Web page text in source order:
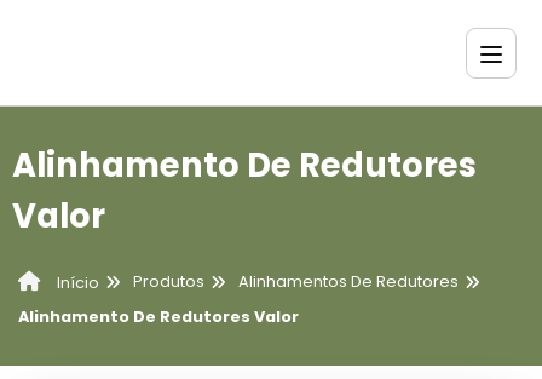
Alinhamento De Redutores
Valor
Início Produtos
Alinhamentos De Redutores
Alinhamento De Redutores Valor